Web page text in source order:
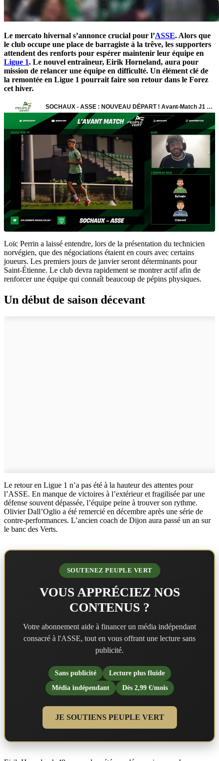
Le mercato hivernal s’annonce crucial pour l’ASSE. Alors que
le club occupe une place de barragiste à la trêve, les supporters
attendent des renforts pour espérer maintenir leur équipe en
Ligue 1. Le nouvel entraîneur, Eirik Horneland, aura pour
mission de relancer une équipe en difficulté. Un élément clé de
la remontée en Ligue 1 pourrait faire son retour dans le Forez
cet hiver.
Loïc Perrin a laissé entendre, lors de la présentation du technicien
norvégien, que des négociations étaient en cours avec certains
joueurs. Les premiers jours de janvier seront déterminants pour
Saint-Étienne. Le club devra rapidement se montrer actif afin de
renforcer une équipe qui connaît beaucoup de pépins physiques.
Un début de saison décevant
Le retour en Ligue 1 n’a pas été à la hauteur des attentes pour
l’ASSE. En manque de victoires à l’extérieur et fragilisée par une
défense souvent dépassée, l’équipe peine à trouver son rythme.
Olivier Dall’Oglio a été remercié en décembre après une série de
contre-performances. L’ancien coach de Dijon aura passé un an sur
le banc des Verts.
SOUTENEZ PEUPLE VERT
VOUS APPRÉCIEZ NOS
CONTENUS ?
Votre abonnement aide à financer un média indépendant
consacré à l'ASSE, tout en vous offrant une lecture sans
publicité.
Sans publicité
Lecture plus fluide
Média indépendant
Dès 2,99 €/mois
JE SOUTIENS PEUPLE VERT